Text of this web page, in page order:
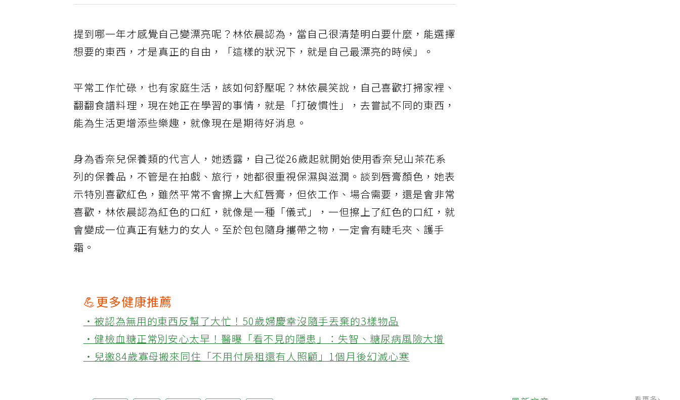
提到哪一年才感覺自己變漂亮呢？林依晨認為，當自己很清楚明白要什麼，能選擇
想要的東西，才是真正的自由，「這樣的狀況下，就是自己最漂亮的時候」。
平常工作忙碌，也有家庭生活，該如何舒壓呢？林依晨笑說，自己喜歡打掃家裡、
翻翻食譜料理，現在她正在學習的事情，就是「打破慣性」，去嘗試不同的東西，
能為生活更增添些樂趣，就像現在是期待好消息。
身為香奈兒保養類的代言人，她透露，自己從26歲起就開始使用香奈兒山茶花系
列的保養品，不管是在拍戲、旅行，她都很重視保濕與滋潤。談到唇膏顏色，她表
示特別喜歡紅色，雖然平常不會擦上大紅唇膏，但依工作、場合需要，還是會非常
喜歡，林依晨認為紅色的口紅，就像是一種「儀式」，一但擦上了紅色的口紅，就
會變成一位真正有魅力的女人。至於包包隨身攜帶之物，一定會有睫毛夾、護手
霜。
💪更多健康推薦
‧被認為無用的東西反幫了大忙！50歲婦慶幸沒隨手丟棄的3樣物品
‧健檢血糖正常別安心太早！醫曝「看不見的隱患」：失智、糖尿病風險大增
‧兒邀84歲寡母搬來同住「不用付房租還有人照顧」1個月後幻滅心寒